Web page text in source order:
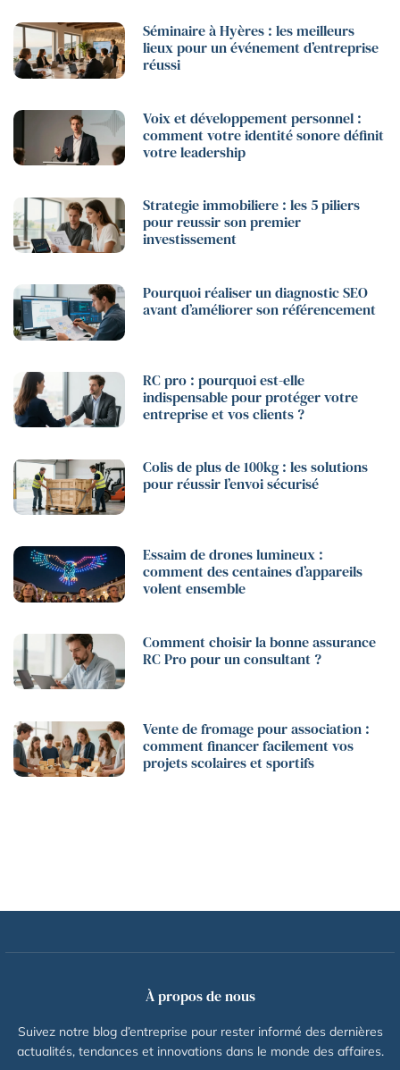
Séminaire à Hyères : les meilleurs
lieux pour un événement d’entreprise
réussi
Voix et développement personnel :
comment votre identité sonore définit
votre leadership
Strategie immobiliere : les 5 piliers
pour reussir son premier
investissement
Pourquoi réaliser un diagnostic SEO
avant d’améliorer son référencement
RC pro : pourquoi est-elle
indispensable pour protéger votre
entreprise et vos clients ?
Colis de plus de 100kg : les solutions
pour réussir l’envoi sécurisé
Essaim de drones lumineux :
comment des centaines d’appareils
volent ensemble
Comment choisir la bonne assurance
RC Pro pour un consultant ?
Vente de fromage pour association :
comment financer facilement vos
projets scolaires et sportifs
À propos de nous
Suivez notre blog d’entreprise pour rester informé des dernières
actualités, tendances et innovations dans le monde des affaires.